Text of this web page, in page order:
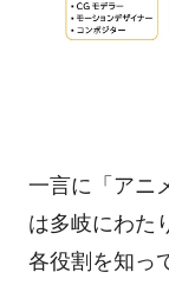
一言に「アニ
は多岐にわた
各役割を知っ